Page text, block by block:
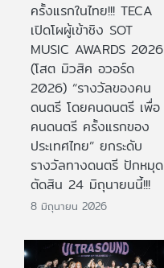
ครั้งแรกในไทย!!! TECA
เปิดโผผู้เข้าชิง SOT
MUSIC AWARDS 2026
(โสต มิวสิค อวอร์ด
2026) “รางวัลของคน
ดนตรี โดยคนดนตรี เพื่อ
คนดนตรี ครั้งแรกของ
ประเทศไทย” ยกระดับ
รางวัลทางดนตรี ปักหมุด
ตัดสิน 24 มิถุนายนนี้!!!
8 มิถุนายน 2026